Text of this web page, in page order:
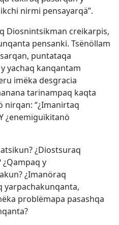
nirmi pensayarqä”.
Diosnintsikman creikarpis,
pensanki. Tsënöllam
puntataqa
yachaq kanqantam
imëka desgracia
tarinampaq kaqta
nirqan: “¿Imanirtaq
¿enemïguïkitanö
¿Diostsuraq
y
¿Imanöraq
yarpachakunqanta,
problëmapa pasashqa